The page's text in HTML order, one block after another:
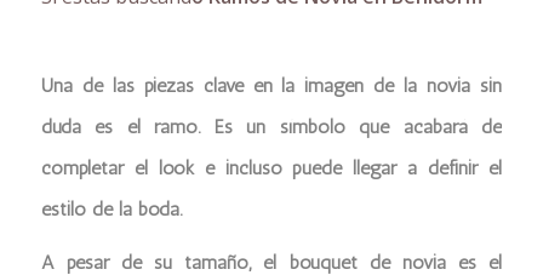
Una de las piezas clave en la imagen de la novia sin
duda es el ramo. Es un símbolo que acabará de
completar el look e incluso puede llegar a definir el
estilo de la boda.
A pesar de su tamaño, el bouquet de novia es el